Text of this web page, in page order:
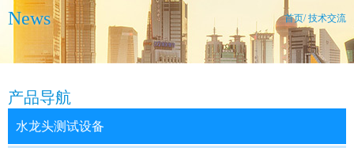
首页/ 技术交流
News
产品导航
水龙头测试设备